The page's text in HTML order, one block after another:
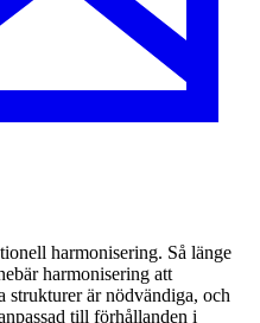
harmonisering. Så länge
harmonisering att
struk­turer är nödvändiga, och
till förhållanden i